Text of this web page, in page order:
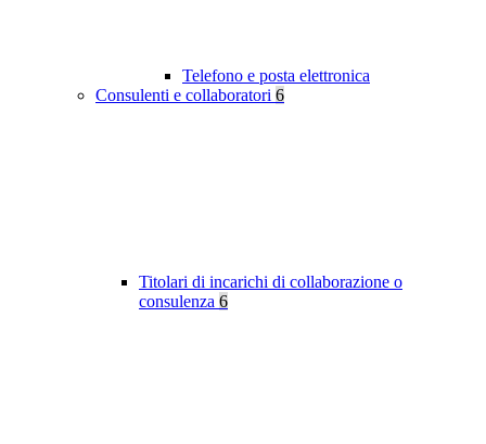
Telefono e posta elettronica
Consulenti e collaboratori 6
Titolari di incarichi di collaborazione o
consulenza 6